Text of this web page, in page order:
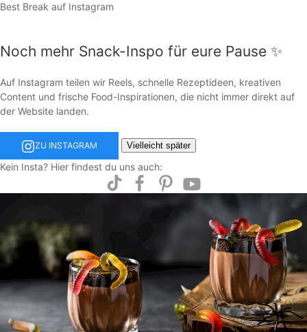
Best Break auf Instagram
Noch mehr Snack-Inspo für eure Pause ✨
Auf Instagram teilen wir Reels, schnelle Rezeptideen, kreativen
Content und frische Food-Inspirationen, die nicht immer direkt auf
der Website landen.
ZU INSTAGRAM Vielleicht später
Kein Insta? Hier findest du uns auch: